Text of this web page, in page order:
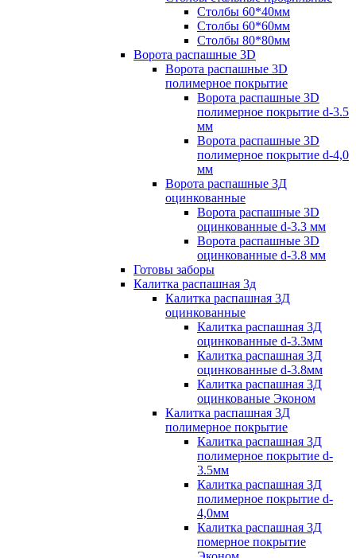
Столбы 60*40мм
Столбы 60*60мм
Столбы 80*80мм
Ворота распашные 3D
Ворота распашные 3D
полимерное покрытие
Ворота распашные 3D
полимерное покрытие d-3.5
мм
Ворота распашные 3D
полимерное покрытие d-4,0
мм
Ворота распашные 3Д
оцинкованные
Ворота распашные 3D
оцинкованные d-3.3 мм
Ворота распашные 3D
оцинкованные d-3.8 мм
Готовы заборы
Калитка распашная 3д
Калитка распашная 3Д
оцинкованные
Калитка распашная 3Д
оцинкованные d-3.3мм
Калитка распашная 3Д
оцинкованные d-3.8мм
Калитка распашная 3Д
оцинкованые Эконом
Калитка распашная 3Д
полимерное покрытие
Калитка распашная 3Д
полимерное покрытие d-
3.5мм
Калитка распашная 3Д
полимерное покрытие d-
4,0мм
Калитка распашная 3Д
померное покрытие